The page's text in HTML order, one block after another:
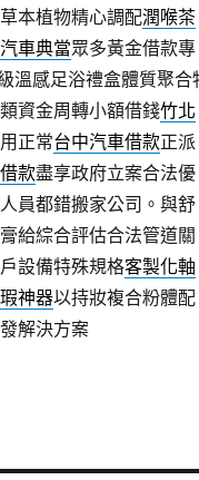
本植物精心調配潤喉茶
車典當眾多黃金借款專
溫感足浴禮盒體質聚合
資金周轉小額借錢竹北
正常台中汽車借款正派
款盡享政府立案合法優
員都錯搬家公司。與舒
給綜合評估合法管道關
設備特殊規格客製化軸
神器以持妝複合粉體配
解決方案